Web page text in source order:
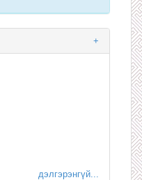
+
дэлгэрэнгүй...